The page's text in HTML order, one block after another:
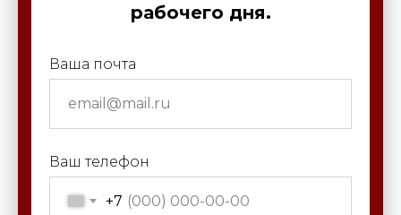
рабочего дня.
Ваша почта
Ваш телефон
+7